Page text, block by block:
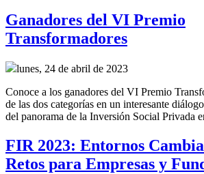
Ganadores del VI Premio
Transformadores
lunes, 24 de abril de 2023
Conoce a los ganadores del VI Premio
de las dos categorías en un interesante
del panorama de la Inversión Social Privada
FIR 2023: Entornos
Retos para Empresas y